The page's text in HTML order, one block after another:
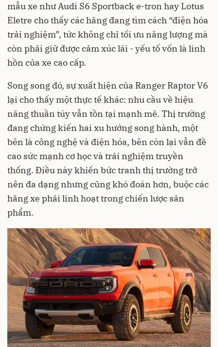
mẫu xe như Audi S6 Sportback e-tron hay Lotus
Eletre cho thấy các hãng đang tìm cách “điện hóa
trải nghiệm”, tức không chỉ tối ưu năng lượng mà
còn phải giữ được cảm xúc lái - yếu tố vốn là linh
hồn của xe cao cấp.
Song song đó, sự xuất hiện của Ranger Raptor V6
lại cho thấy một thực tế khác: nhu cầu về hiệu
năng thuần túy vẫn tồn tại mạnh mẽ. Thị trường
đang chứng kiến hai xu hướng song hành, một
bên là công nghệ và điện hóa, bên còn lại vẫn đề
cao sức mạnh cơ học và trải nghiệm truyền
thống. Điều này khiến bức tranh thị trường trở
nên đa dạng nhưng cũng khó đoán hơn, buộc các
hãng xe phải linh hoạt trong chiến lược sản
phẩm.